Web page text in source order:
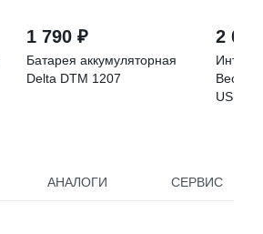
1 790 ₽
Батарея аккумуляторная
Delta DTM 1207
2
Веспер
USB
АНАЛОГИ СЕРВИС